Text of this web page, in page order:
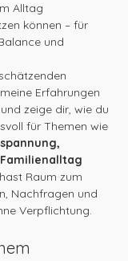
Alltag
können – für
und
Erfahrungen
zeige dir, wie du
für Themen wie
Raum zum
Nachfragen und
Verpflichtung.